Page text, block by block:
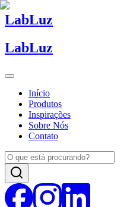
LabLuz
LabLuz
Início
Produtos
Inspirações
Sobre Nós
Contato